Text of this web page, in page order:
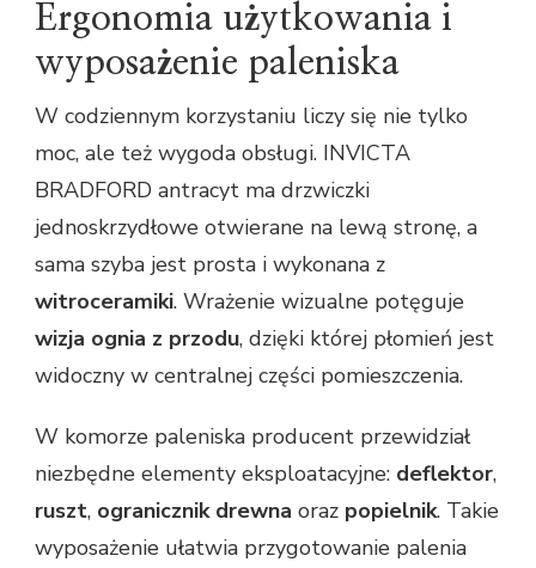
Ergonomia użytkowania i
wyposażenie paleniska
W codziennym korzystaniu liczy się nie tylko
moc, ale też wygoda obsługi. INVICTA
BRADFORD antracyt ma drzwiczki
jednoskrzydłowe otwierane na lewą stronę, a
sama szyba jest prosta i wykonana z
witroceramiki. Wrażenie wizualne potęguje
wizja ognia z przodu, dzięki której płomień jest
widoczny w centralnej części pomieszczenia.
W komorze paleniska producent przewidział
niezbędne elementy eksploatacyjne: deflektor,
ruszt, ogranicznik drewna oraz popielnik. Takie
wyposażenie ułatwia przygotowanie palenia